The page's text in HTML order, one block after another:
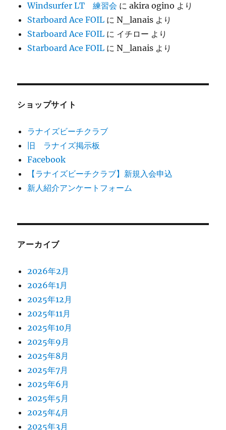
Windsurfer LT 練習会 にakira ogino より
Starboard Ace FOIL にN_lanais より
Starboard Ace FOIL に イチロー より
Starboard Ace FOIL にN_lanais より
ショップサイト
ラナイズビーチクラブ
旧 ラナイズ掲示板
Facebook
【ラナイズビーチクラブ】新規入会申込
新人紹介アンケートフォーム
アーカイブ
2026年2月
2026年1月
2025年12月
2025年11月
2025年10月
2025年9月
2025年8月
2025年7月
2025年6月
2025年5月
2025年4月
2025年3月